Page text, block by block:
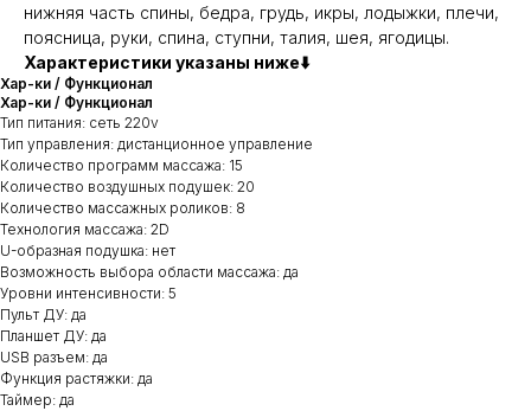
нижняя часть спины, бедра, грудь, икры, лодыжки, плечи,
поясница, руки, спина, ступни, талия, шея, ягодицы.
Характеристики указаны ниже⬇️
Хар-ки / Функционал
Хар-ки / Функционал
Тип питания: cеть 220v
Тип управления: дистанционное управление
Количество программ массажа: 15
Количество воздушных подушек: 20
Количество массажных роликов: 8
Технология массажа: 2D
U-образная подушка: нет
Возможность выбора области массажа: да
Уровни интенсивности: 5
Пульт ДУ: да
Планшет ДУ: да
USB разъем: да
Функция растяжки: да
Таймер: да